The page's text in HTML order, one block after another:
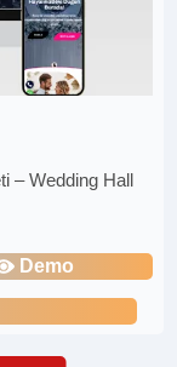
– Wedding Hall
Demo